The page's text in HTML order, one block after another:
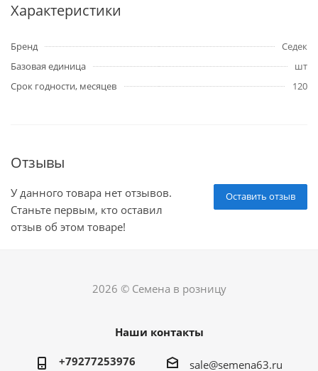
Характеристики
Бренд
Седек
Базовая единица
шт
Срок годности, месяцев
120
Отзывы
Оставить отзыв
У данного товара нет отзывов.
Станьте первым, кто оставил
отзыв об этом товаре!
2026 © Семена в розницу
Наши контакты
+79277253976 sale@semena63.ru